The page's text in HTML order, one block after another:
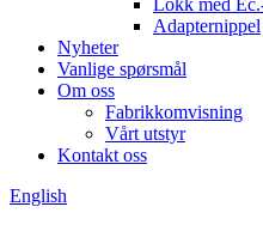
Lokk med
Adapternippel
Nyheter
Vanlige spørsmål
Om oss
Fabrikkomvisning
Vårt utstyr
Kontakt oss
English